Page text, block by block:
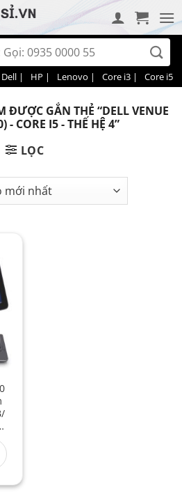
Dell | HP | Lenovo | Core i3 | Core i5 |
ĐƯỢC GẮN THẺ “DELL VENUE
- CORE I5 - THẾ HỆ 4”
LỌC